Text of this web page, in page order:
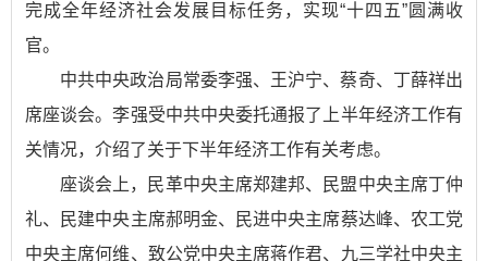
完成全年经济社会发展目标任务，实现“十四五”圆满收
官。
中共中央政治局常委李强、王沪宁、蔡奇、丁薛祥出
席座谈会。李强受中共中央委托通报了上半年经济工作有
关情况，介绍了关于下半年经济工作有关考虑。
座谈会上，民革中央主席郑建邦、民盟中央主席丁仲
礼、民建中央主席郝明金、民进中央主席蔡达峰、农工党
中央主席何维、致公党中央主席蒋作君、九三学社中央主